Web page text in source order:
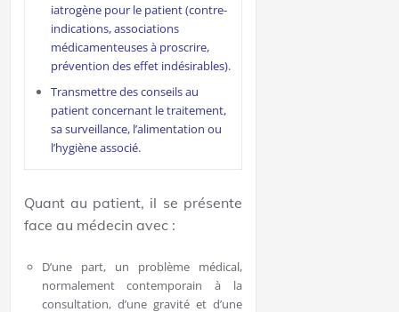
iatrogène pour le patient (contre-
indications, associations
médicamenteuses à proscrire,
prévention des effet indésirables).
Transmettre des conseils au
patient concernant le traitement,
sa surveillance, l’alimentation ou
l’hygiène associé.
Quant au patient, il se présente
face au médecin avec :
D’une part, un problème médical,
normalement contemporain à la
consultation, d’une gravité et d’une